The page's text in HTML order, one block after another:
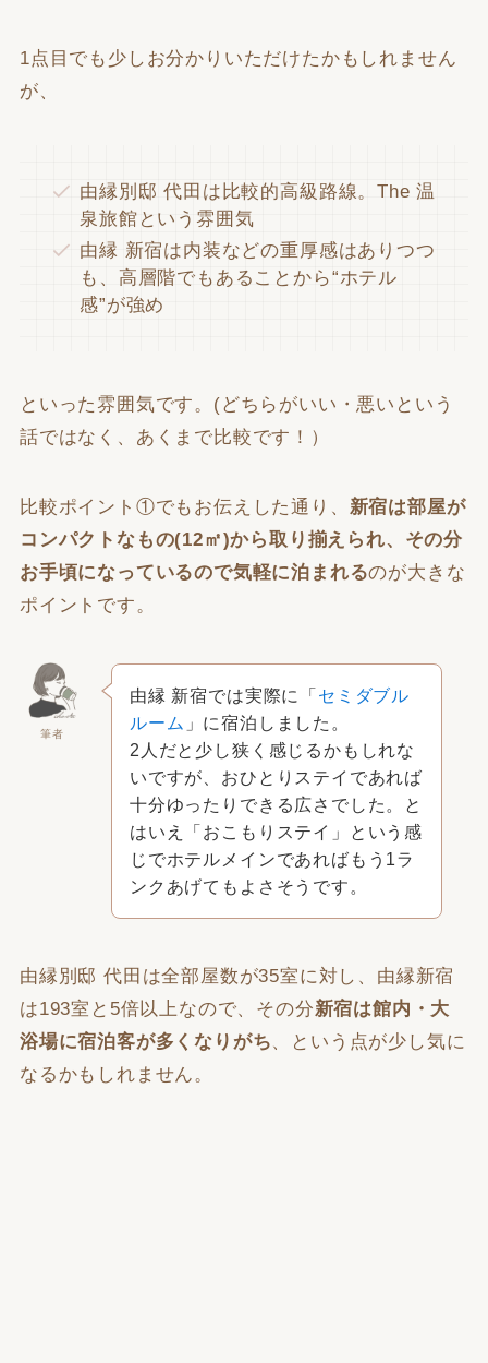
1点目でも少しお分かりいただけたかもしれません
が、
由縁別邸 代田は比較的高級路線。The 温
泉旅館という雰囲気
由縁 新宿は内装などの重厚感はありつつ
も、高層階でもあることから“ホテル
感”が強め
といった雰囲気です。(どちらがいい・悪いという
話ではなく、あくまで比較です！）
比較ポイント①でもお伝えした通り、 新宿は部屋が
コンパクトなもの(12㎡)から取り揃えられ、その分
お手頃になっているので気軽に泊まれるのが大きな
ポイントです。
筆者
由縁 新宿では実際に「セミダブル
ルーム 」に宿泊しました。
2人だと少し狭く感じるかもしれな
いですが、おひとりステイであれば
十分ゆったりできる広さでした。と
はいえ「おこもりステイ」という感
じでホテルメインであればもう1ラ
ンクあげてもよさそうです。
由縁別邸 代田は全部屋数が35室に対し、由縁新宿
は193室と5倍以上なので、その分新宿は館内・大
浴場に宿泊客が多くなりがち、という点が少し気に
なるかもしれません。